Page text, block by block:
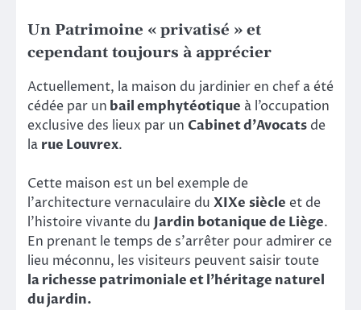
Un Patrimoine « privatisé » et
cependant toujours à apprécier
Actuellement, la maison du jardinier en chef a été
cédée par un bail emphytéotique à l’occupation
exclusive des lieux par un Cabinet d’Avocats de
la rue Louvrex.
Cette maison est un bel exemple de
l’architecture vernaculaire du XIXe siècle et de
l’histoire vivante du Jardin botanique de Liège.
En prenant le temps de s’arrêter pour admirer ce
lieu méconnu, les visiteurs peuvent saisir toute
la richesse patrimoniale et l’héritage naturel
du jardin.